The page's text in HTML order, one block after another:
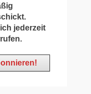
jederzeit